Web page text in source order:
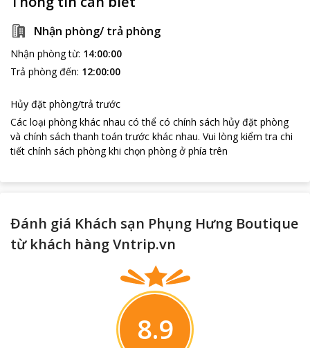
loading...
Nhận phòng/ trả phòng
Nhận phòng từ: 14:00:00
Trả phòng đến: 12:00:00
Hủy đặt phòng/trả trước
Các loại phòng khác nhau có thể có chính sách hủy đặt phòng
và chính sách thanh toán trước khác nhau. Vui lòng kiểm tra chi
tiết chính sách phòng khi chọn phòng ở phía trên
Đánh giá Khách sạn Phụng Hưng Boutique
từ khách hàng Vntrip.vn
8.9